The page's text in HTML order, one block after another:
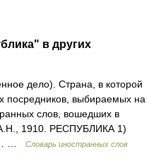
в других
дело). Страна, в которой
посредников, выбираемых на
слов, вошедших в
А.Н., 1910. РЕСПУБЛИКА 1)
…
Словарь иностранных слов